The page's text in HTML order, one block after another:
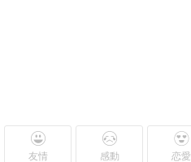
友情 感動 恋愛